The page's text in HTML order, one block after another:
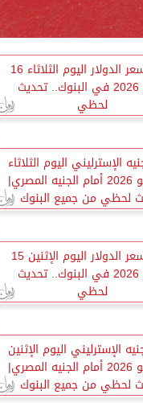
تراجع سعر الدولار اليوم الثلاثاء 16
يونيو 2026 في البنوك.. تحديث
لحظي
الإسترليني اليوم الثلاثاء
16 يونيو 2026 أمام الجنيه المصري|
لحظي من جميع البنوك
تراجع سعر الدولار اليوم الإثنين 15
يونيو 2026 في البنوك.. تحديث
لحظي
الإسترليني اليوم الإثنين
15 يونيو 2026 أمام الجنيه المصري|
لحظي من جميع البنوك